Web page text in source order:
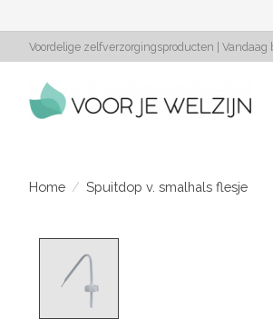
Voordelige zelfverzorgingsproducten |
Home / Spuitdop v. smalhals flesje